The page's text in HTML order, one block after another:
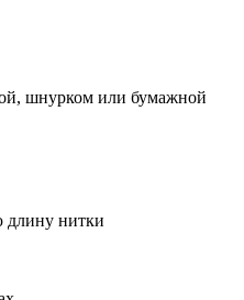
шнурком или бумажной
длину нитки